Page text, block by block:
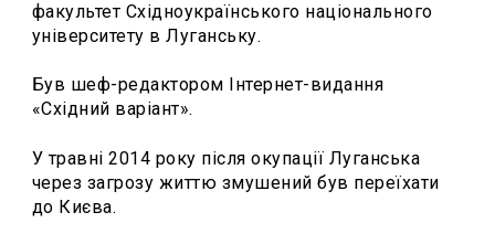
факультет Східноукраїнського національного
університету в Луганську.
Був шеф-редактором Інтернет-видання
«Східний варіант».
У травні 2014 року після окупації Луганська
через загрозу життю змушений був переїхати
до Києва.